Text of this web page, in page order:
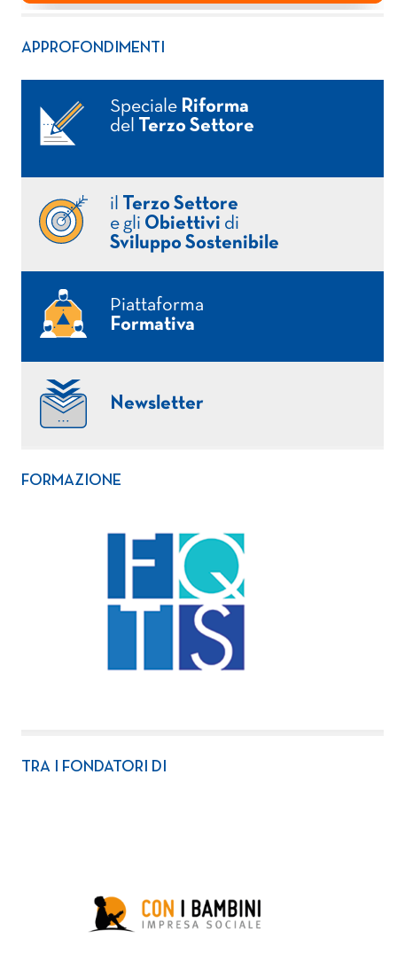
APPROFONDIMENTI
Speciale Riforma
del
Terzo Settore
il
Terzo Settore
e gli Obiettivi di
Sviluppo Sostenibile
Piattaforma
Formativa
Newsletter
FORMAZIONE
TRA I FONDATORI DI